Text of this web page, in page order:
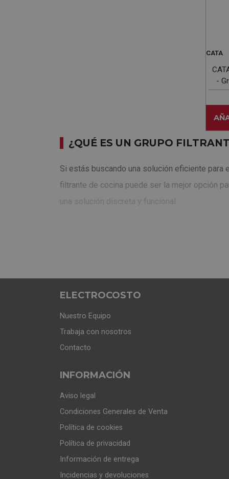
CATA
-
¿QUÉ ES UN GRUPO
Si estás buscando una solución eficiente para
filtrante de cocina puede ser la mejor opción
una solución discreta y funcional.
antes de devolverlo al ambiente. Esto los
VENTAJAS DE UN GRUPO FILTRANTE DE COCINA
Aprovechamiento del espacio:
son
Gran potencia de extracción:
esto es
Fácil limpieza y mantenimiento:
aluminio lavables y filtros de carbón
ELECTROCOSTO
Nuestro Equipo
Trabaja con nosotros
Contacto
INFORMACIÓN
Aviso legal
Condiciones Generales de Venta
Política de cookies
Política de privacidad
Información de entrega
Incidencias y devoluciones